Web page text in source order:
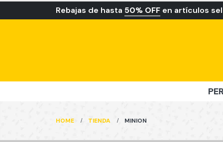
Rebajas de hasta 50% OFF en artículos
HOME TIENDA MINION